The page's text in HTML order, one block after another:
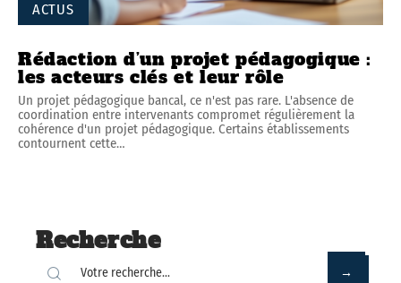
ACTUS
Rédaction d’un projet pédagogique :
les acteurs clés et leur rôle
Un projet pédagogique bancal, ce n'est pas rare. L'absence de
coordination entre intervenants compromet régulièrement la
cohérence d'un projet pédagogique. Certains établissements
contournent cette…
Recherche